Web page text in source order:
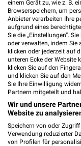
Jetzt alle "Urlaub &
einem Gerät zu, wie z. B.
Browserspeichern, um
Anbieter verarbeiten Ihre
aufgrund eines
Sie die „Einstellungen“.
oder verwalten, indem Sie
klicken oder jederzeit auf
unteren Ecke der Website
klicken Sie auf den
und klicken Sie auf den
Sie Ihre Einwilligung
Partnern mitgeteilt und
Wir und unsere
Website zu
Speichern von oder
Verwendung reduzierter
von Profilen für